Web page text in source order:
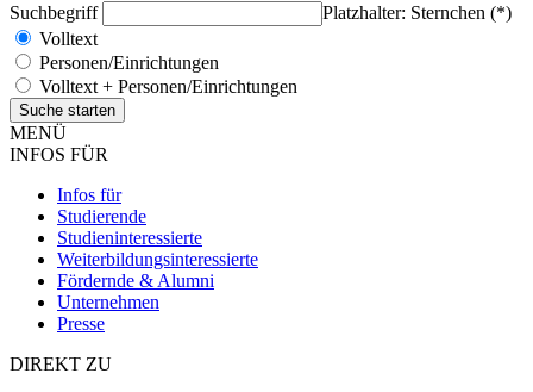
Suchbegriff
Platzhalter: Sternchen (*)
Volltext
Personen/Einrichtungen
Volltext + Personen/Einrichtungen
MENÜ
INFOS FÜR
Infos für
Studierende
Studieninteressierte
Weiterbildungsinteressierte
Fördernde & Alumni
Unternehmen
Presse
DIREKT ZU